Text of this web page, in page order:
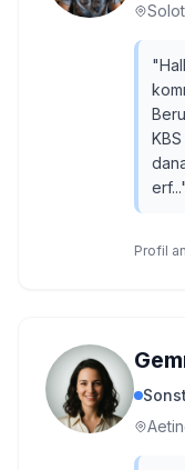
"
erf..."
Profil